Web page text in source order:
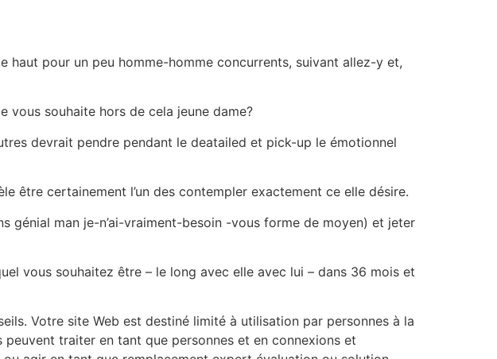
haut pour un peu homme-homme concurrents, suivant allez-y et,
vous souhaite hors de cela jeune dame?
devrait pendre pendant le deatailed et pick-up le émotionnel
être certainement l’un des contempler exactement ce elle désire.
génial man je-n’ai-vraiment-besoin -vous forme de moyen) et jeter
vous souhaitez être – le long avec elle avec lui – dans 36 mois et
Votre site Web est destiné limité à utilisation par personnes à la
traiter en tant que personnes et en connexions et